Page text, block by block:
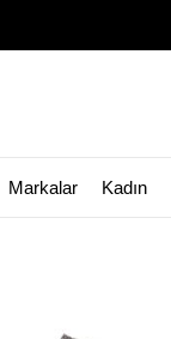
Markalar Kadın